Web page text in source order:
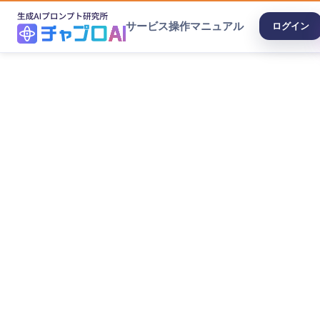
サービス操作マニュアル ログイン